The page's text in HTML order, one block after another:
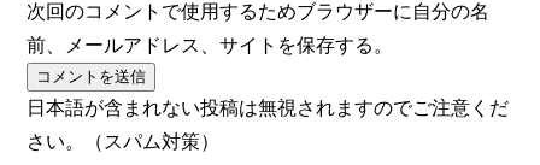
次回のコメントで使用するためブラウザーに自分の名
前、メールアドレス、サイトを保存する。
日本語が含まれない投稿は無視されますのでご注意くだ
さい。（スパム対策）